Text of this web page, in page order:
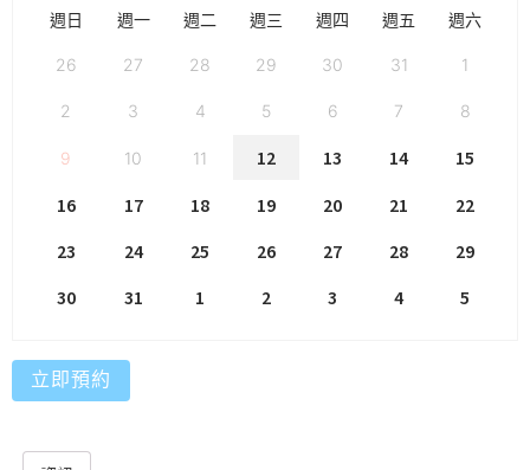
週日 週一 週二 週三 週四 週五 週六
26 27 28 29 30 31 1
2 3 4 5 6 7 8
9 10 11 12 13 14
15
16
17 18 19 20 21
22
23
24 25 26 27 28
29
30
31 1 2 3 4 5
立即預約